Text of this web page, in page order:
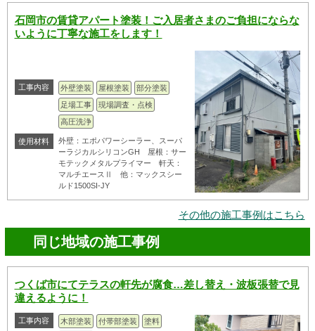
石岡市の賃貸アパート塗装！ご入居者さまのご負担にならな
いように丁寧な施工をします！
工事内容 外壁塗装 屋根塗装
部分塗装
足場工事
現場調査・点検
高圧洗浄
使用材料
外壁：エポパワーシーラー、スーパ
ーラジカルシリコンGH 屋根：サー
モテックメタルプライマー 軒天：
マルチエースⅡ 他：マックスシー
ルド1500SI-JY
その他の施工事例はこちら
同じ地域の施工事例
つくば市にてテラスの軒先が腐食…差し替え・波板張替で見
違えるように！
工事内容 木部塗装 付帯部塗装
塗料